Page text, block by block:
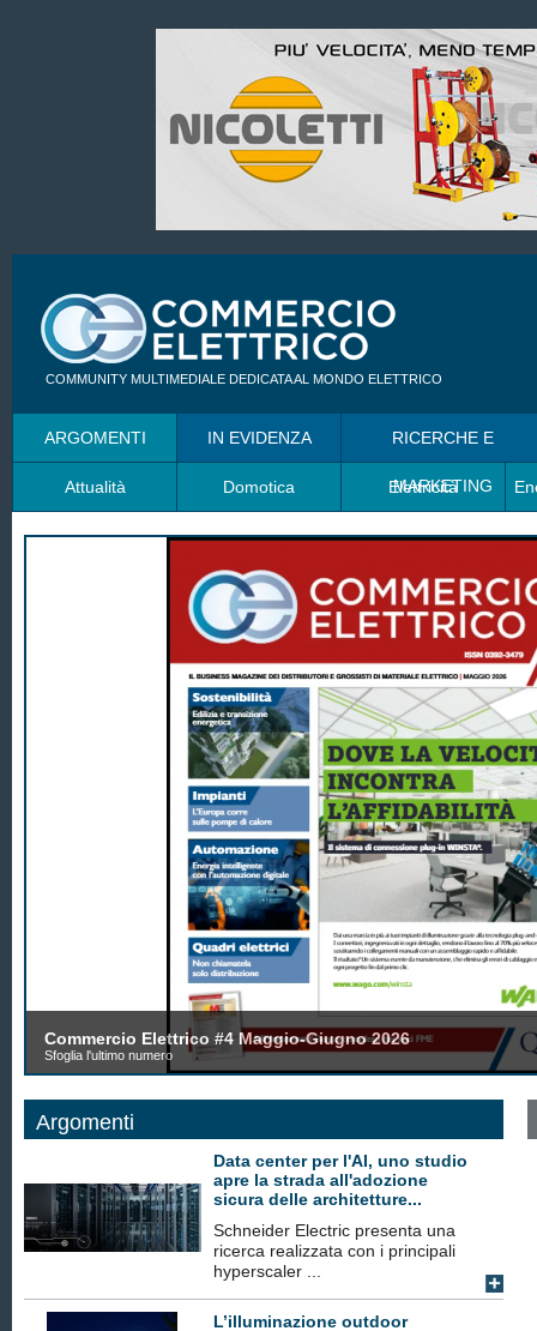
COMMUNITY MULTIMEDIALE DEDICATA AL MONDO ELETTRICO
ARGOMENTI
Attualità Domotica Elettricità
IN EVIDENZA RICERCHE E
MARKETING
Commercio Elettrico #4 Maggio-Giugno 2026
Sfoglia l'ultimo numero
Argomenti
Data center per l'AI, uno studio
apre la strada all'adozione
sicura delle architetture...
Schneider Electric presenta una
ricerca realizzata con i principali
hyperscaler ...
L’illuminazione outdoor